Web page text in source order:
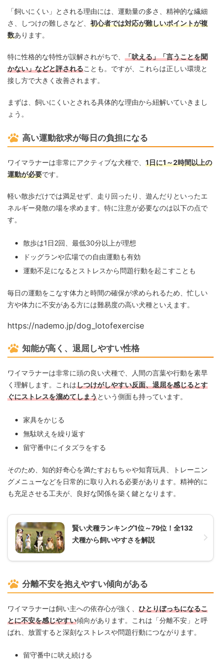
「飼いにくい」とされる理由には、運動量の多さ、精神的な繊細
さ、しつけの難しさなど、 初心者では対応が難しいポイントが複
数あります。
特に性格的な特性が誤解されがちで、 「吠える」「言うことを聞
かない」などと評されることも。ですが、これらは正しい環境と
接し方で大きく改善されます。
まずは、飼いにくいとされる具体的な理由から紐解いていきまし
ょう。
高い運動欲求が毎日の負担になる
ワイマラナーは非常にアクティブな犬種で、 1日に1～2時間以上の
運動が必要です。
軽い散歩だけでは満足せず、走り回ったり、遊んだりといったエ
ネルギー発散の場を求めます。特に注意が必要なのは以下の点で
す。
散歩は1日2回、最低30分以上が理想
ドッグランや広場での自由運動も有効
運動不足になるとストレスから問題行動を起こすことも
毎日の運動をこなす体力と時間の確保が求められるため、忙しい
方や体力に不安がある方には難易度の高い犬種といえます。
https://nademo.jp/dog_lotofexercise
知能が高く、退屈しやすい性格
ワイマラナーは非常に頭の良い犬種で、人間の言葉や行動を素早
く理解します。これはしつけがしやすい反面、退屈を感じるとす
ぐにストレスを溜めてしまうという側面も持っています。
家具をかじる
無駄吠えを繰り返す
留守番中にイタズラをする
そのため、知的好奇心を満たすおもちゃや知育玩具、トレーニン
グメニューなどを日常的に取り入れる必要があります。精神的に
も充足させる工夫が、良好な関係を築く鍵となります。
賢い犬種ランキング1位～79位！全132
犬種から飼いやすさを解説
分離不安を抱えやすい傾向がある
ワイマラナーは飼い主への依存心が強く、 ひとりぼっちになるこ
とに不安を感じやすい傾向があります。これは「分離不安」と呼
ばれ、放置すると深刻なストレスや問題行動につながります。
留守番中に吠え続ける